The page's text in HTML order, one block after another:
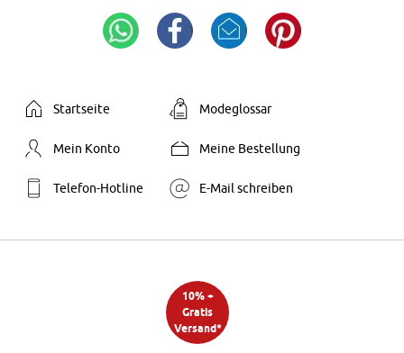
Startseite Modeglossar
Mein Konto Meine Bestellung
Telefon-Hotline E-Mail schreiben
10% +
Gratis
Versand*